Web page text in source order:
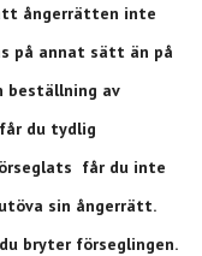
ångerrätten inte
på annat sätt än på
av
du tydlig
får du inte
sin ångerrätt.
bryter förseglingen.